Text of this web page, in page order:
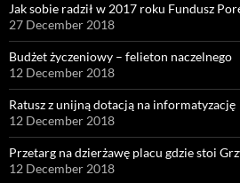
Jak sobie radził w 2017 roku Fundusz
27 December 2018
Budżet życzeniowy – felieton naczelnego
12 December 2018
Ratusz z unijną dotacją na informatyzację
12 December 2018
Przetarg na dzierżawę placu gdzie stoi
12 December 2018